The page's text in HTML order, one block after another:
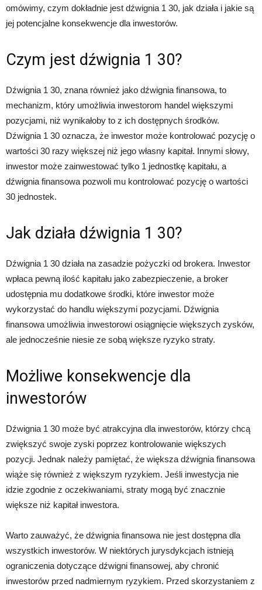
omówimy, czym dokładnie jest dźwignia 1 30, jak działa i jakie są
jej potencjalne konsekwencje dla inwestorów.
Czym jest dźwignia 1 30?
Dźwignia 1 30, znana również jako dźwignia finansowa, to
mechanizm, który umożliwia inwestorom handel większymi
pozycjami, niż wynikałoby to z ich dostępnych środków.
Dźwignia 1 30 oznacza, że inwestor może kontrolować pozycję o
wartości 30 razy większej niż jego własny kapitał. Innymi słowy,
inwestor może zainwestować tylko 1 jednostkę kapitału, a
dźwignia finansowa pozwoli mu kontrolować pozycję o wartości
30 jednostek.
Jak działa dźwignia 1 30?
Dźwignia 1 30 działa na zasadzie pożyczki od brokera. Inwestor
wpłaca pewną ilość kapitału jako zabezpieczenie, a broker
udostępnia mu dodatkowe środki, które inwestor może
wykorzystać do handlu większymi pozycjami. Dźwignia
finansowa umożliwia inwestorowi osiągnięcie większych zysków,
ale jednocześnie niesie ze sobą większe ryzyko straty.
Możliwe konsekwencje dla
inwestorów
Dźwignia 1 30 może być atrakcyjna dla inwestorów, którzy chcą
zwiększyć swoje zyski poprzez kontrolowanie większych
pozycji. Jednak należy pamiętać, że większa dźwignia finansowa
wiąże się również z większym ryzykiem. Jeśli inwestycja nie
idzie zgodnie z oczekiwaniami, straty mogą być znacznie
większe niż kapitał inwestora.
Warto zauważyć, że dźwignia finansowa nie jest dostępna dla
wszystkich inwestorów. W niektórych jurysdykcjach istnieją
ograniczenia dotyczące dźwigni finansowej, aby chronić
inwestorów przed nadmiernym ryzykiem. Przed skorzystaniem z